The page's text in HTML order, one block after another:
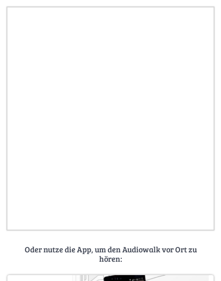
Oder nutze die App, um den Audiowalk vor Ort zu
hören: